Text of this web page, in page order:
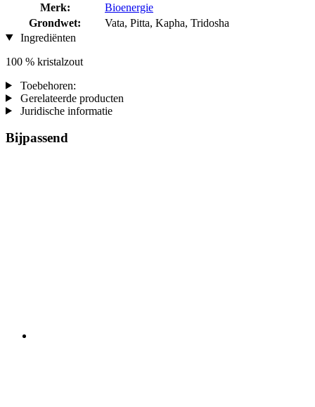
Merk:
Bioenergie
Grondwet:
Vata, Pitta, Kapha, Tridosha
Ingrediënten
100 % kristalzout
Toebehoren:
Gerelateerde producten
Juridische informatie
Bijpassend